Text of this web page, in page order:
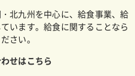
北九州を中心に、給食事業、給
います。給食に関することなら
さい。
せはこちら